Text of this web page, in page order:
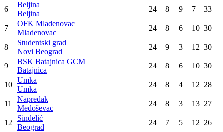
6
Beljina
Beljina
24 8 9 7 33
7
OFK Mladenovac
Mladenovac
24 8 6 10 30
8
Studentski grad
Novi Beograd
24 9 3 12 30
9
BSK Batajnica GCM
Batajnica
24 8 6 10 30
10
Umka
Umka
24 8 4 12 28
11
Napredak
Medoševac
24 8 3 13 27
12
Sinđelić
Beograd
24 7 5 12 26